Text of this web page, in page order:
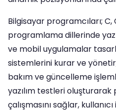
Bilgisayar programcıları;
programlama dillerinde
ve mobil uygulamalar
sistemlerini kurar ve
bakım ve güncelleme
yazılım testleri oluşturarak
çalışmasını sağlar,